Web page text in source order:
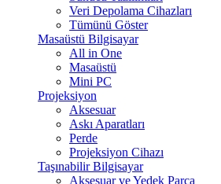
Veri Depolama Cihazları
Tümünü Göster
Masaüstü Bilgisayar
All in One
Masaüstü
Mini PC
Projeksiyon
Aksesuar
Askı Aparatları
Perde
Projeksiyon Cihazı
Taşınabilir Bilgisayar
Aksesuar ve Yedek Parça